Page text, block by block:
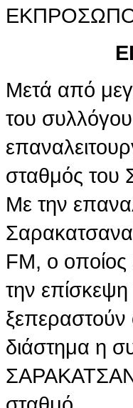
ΕΚΠΡΟΣΩΠΟΙ
Μετά από
του
σταθμός
Με την
FM, ο οποίος
την
ξεπεραστούν
διάστημα η